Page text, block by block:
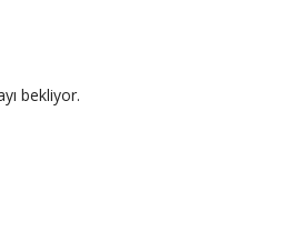
bekliyor.